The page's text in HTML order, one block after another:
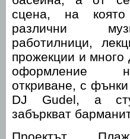
сцена, на
различни
работилници,
прожекции и много
оформление
откриване, с
DJ Gudel, а
забъркват